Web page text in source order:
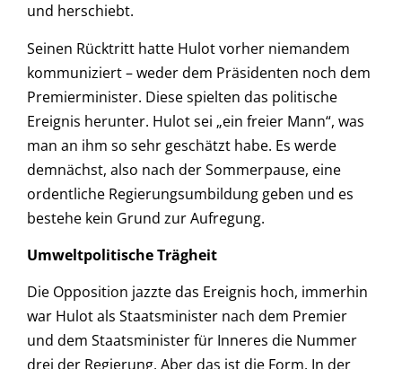
und herschiebt.
Seinen Rücktritt hatte Hulot vorher niemandem
kommuniziert – weder dem Präsidenten noch dem
Premierminister. Diese spielten das politische
Ereignis herunter. Hulot sei „ein freier Mann“, was
man an ihm so sehr geschätzt habe. Es werde
demnächst, also nach der Sommerpause, eine
ordentliche Regierungsumbildung geben und es
bestehe kein Grund zur Aufregung.
Umweltpolitische Trägheit
Die Opposition jazzte das Ereignis hoch, immerhin
war Hulot als Staatsminister nach dem Premier
und dem Staatsminister für Inneres die Nummer
drei der Regierung. Aber das ist die Form. In der